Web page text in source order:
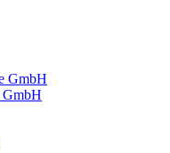
GmbH
GmbH